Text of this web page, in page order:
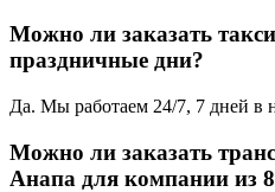
Можно ли заказать
праздничные дни?
Да. Мы работаем 24/7, 7 дней в
Можно ли заказать
Анапа для компании из